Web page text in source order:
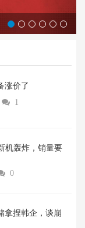
涨价了‌
 1
机轰炸，销量要
0
拿捏韩企，谈崩